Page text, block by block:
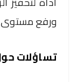
ورفع مستوى
تساؤلات